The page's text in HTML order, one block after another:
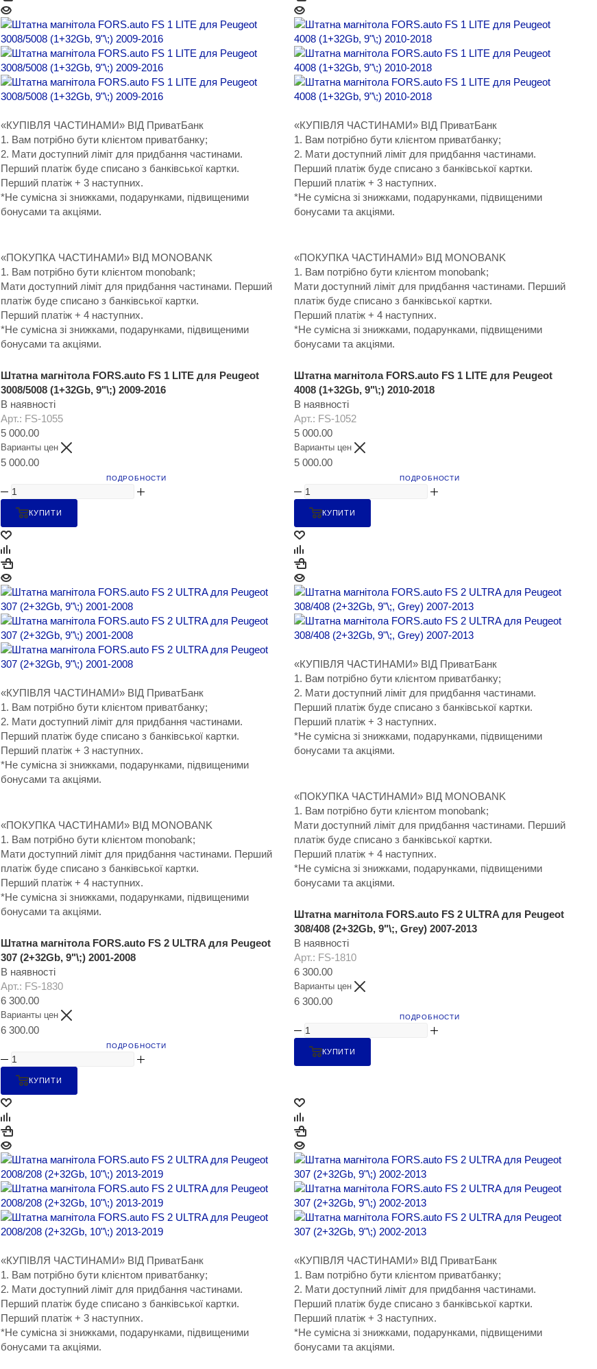
«КУПІВЛЯ ЧАСТИНАМИ» ВІД ПриватБанк
1. Вам потрібно бути клієнтом приватбанку;
2. Мати доступний ліміт для придбання частинами.
Перший платіж буде списано з банківської картки.
Перший платіж + 3 наступних.
*Не сумісна зі знижками, подарунками, підвищеними
бонусами та акціями.
«ПОКУПКА ЧАСТИНАМИ» ВІД MONOBANK
1. Вам потрібно бути клієнтом monobank;
Мати доступний ліміт для придбання частинами. Перший
платіж буде списано з банківської картки.
Перший платіж + 4 наступних.
*Не сумісна зі знижками, подарунками, підвищеними
бонусами та акціями.
Штатна магнітола FORS.auto FS 1 LITE для Peugeot
3008/5008 (1+32Gb, 9"\;) 2009-2016
В наявності
Арт.: FS-1055
5 000.00
Варианты цен
5 000.00
ПОДРОБНОСТИ
КУПИТИ
«КУПІВЛЯ ЧАСТИНАМИ» ВІД ПриватБанк
1. Вам потрібно бути клієнтом приватбанку;
2. Мати доступний ліміт для придбання частинами.
Перший платіж буде списано з банківської картки.
Перший платіж + 3 наступних.
*Не сумісна зі знижками, подарунками, підвищеними
бонусами та акціями.
«ПОКУПКА ЧАСТИНАМИ» ВІД MONOBANK
1. Вам потрібно бути клієнтом monobank;
Мати доступний ліміт для придбання частинами. Перший
платіж буде списано з банківської картки.
Перший платіж + 4 наступних.
*Не сумісна зі знижками, подарунками, підвищеними
бонусами та акціями.
Штатна магнітола FORS.auto FS 1 LITE для Peugeot
4008 (1+32Gb, 9"\;) 2010-2018
В наявності
Арт.: FS-1052
5 000.00
Варианты цен
5 000.00
ПОДРОБНОСТИ
КУПИТИ
«КУПІВЛЯ ЧАСТИНАМИ» ВІД ПриватБанк
1. Вам потрібно бути клієнтом приватбанку;
2. Мати доступний ліміт для придбання частинами.
Перший платіж буде списано з банківської картки.
Перший платіж + 3 наступних.
*Не сумісна зі знижками, подарунками, підвищеними
бонусами та акціями.
«ПОКУПКА ЧАСТИНАМИ» ВІД MONOBANK
1. Вам потрібно бути клієнтом monobank;
Мати доступний ліміт для придбання частинами. Перший
платіж буде списано з банківської картки.
Перший платіж + 4 наступних.
*Не сумісна зі знижками, подарунками, підвищеними
бонусами та акціями.
Штатна магнітола FORS.auto FS 2 ULTRA для Peugeot
307 (2+32Gb, 9"\;) 2001-2008
В наявності
Арт.: FS-1830
6 300.00
Варианты цен
6 300.00
ПОДРОБНОСТИ
КУПИТИ
«КУПІВЛЯ ЧАСТИНАМИ» ВІД ПриватБанк
1. Вам потрібно бути клієнтом приватбанку;
2. Мати доступний ліміт для придбання частинами.
Перший платіж буде списано з банківської картки.
Перший платіж + 3 наступних.
*Не сумісна зі знижками, подарунками, підвищеними
бонусами та акціями.
«ПОКУПКА ЧАСТИНАМИ» ВІД MONOBANK
1. Вам потрібно бути клієнтом monobank;
Мати доступний ліміт для придбання частинами. Перший
платіж буде списано з банківської картки.
Перший платіж + 4 наступних.
*Не сумісна зі знижками, подарунками, підвищеними
бонусами та акціями.
Штатна магнітола FORS.auto FS 2 ULTRA для Peugeot
308/408 (2+32Gb, 9"\;, Grey) 2007-2013
В наявності
Арт.: FS-1810
6 300.00
Варианты цен
6 300.00
ПОДРОБНОСТИ
КУПИТИ
«КУПІВЛЯ ЧАСТИНАМИ» ВІД ПриватБанк
1. Вам потрібно бути клієнтом приватбанку;
2. Мати доступний ліміт для придбання частинами.
Перший платіж буде списано з банківської картки.
Перший платіж + 3 наступних.
*Не сумісна зі знижками, подарунками, підвищеними
бонусами та акціями.
«КУПІВЛЯ ЧАСТИНАМИ» ВІД ПриватБанк
1. Вам потрібно бути клієнтом приватбанку;
2. Мати доступний ліміт для придбання частинами.
Перший платіж буде списано з банківської картки.
Перший платіж + 3 наступних.
*Не сумісна зі знижками, подарунками, підвищеними
бонусами та акціями.